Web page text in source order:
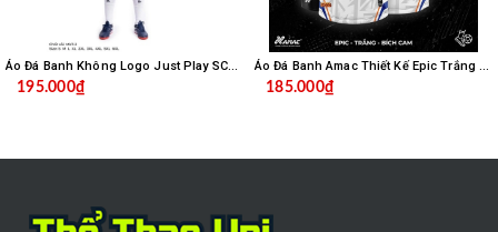
Áo Đá Banh Không Logo Just Play SC04 - Trắng
195.000₫
Áo Đá Banh Amac Thiết Kế Epic Trắng Bích
185.000₫